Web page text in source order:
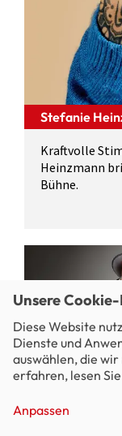
Stefanie
Kraftvolle
Heinzmann
Bühne.
Unsere
Diese Website
Dienste und
auswählen, die
erfahren, lesen
Anpassen